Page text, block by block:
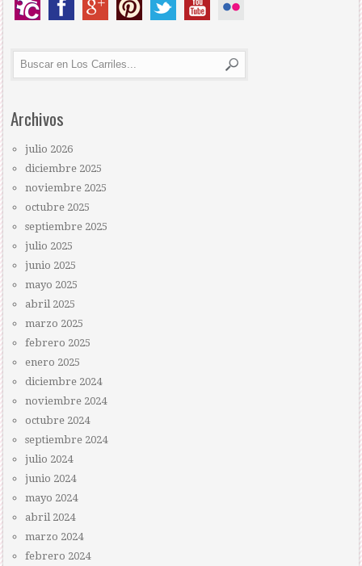
Archivos
julio 2026
diciembre 2025
noviembre 2025
octubre 2025
septiembre 2025
julio 2025
junio 2025
mayo 2025
abril 2025
marzo 2025
febrero 2025
enero 2025
diciembre 2024
noviembre 2024
octubre 2024
septiembre 2024
julio 2024
junio 2024
mayo 2024
abril 2024
marzo 2024
febrero 2024